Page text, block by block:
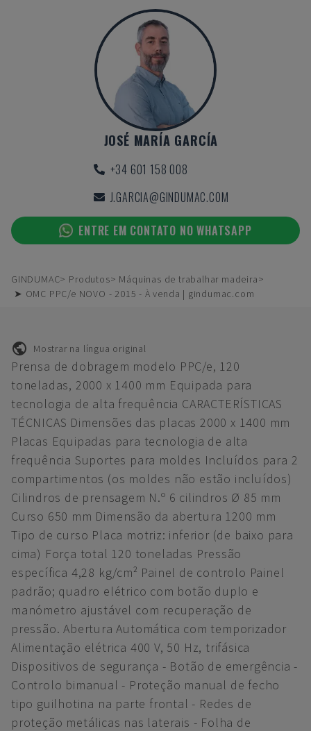
JOSÉ MARÍA GARCÍA
+34 601 158 008
J.GARCIA@GINDUMAC.COM
ENTRE EM CONTATO NO WHATSAPP
GINDUMAC Produtos
Máquinas de trabalhar madeira
➤ OMC PPC/e NOVO - 2015 - À venda | gindumac.com
Mostrar na língua original
Prensa de dobragem modelo PPC/e, 120
toneladas, 2000 x 1400 mm Equipada para
tecnologia de alta frequência CARACTERÍSTICAS
TÉCNICAS Dimensões das placas 2000 x 1400 mm
Placas Equipadas para tecnologia de alta
frequência Suportes para moldes Incluídos para 2
compartimentos (os moldes não estão incluídos)
Cilindros de prensagem N.º 6 cilindros Ø 85 mm
Curso 650 mm Dimensão da abertura 1200 mm
Tipo de curso Placa motriz: inferior (de baixo para
cima) Força total 120 toneladas Pressão
específica 4,28 kg/cm² Painel de controlo Painel
padrão; quadro elétrico com botão duplo e
manómetro ajustável com recuperação de
pressão. Abertura Automática com temporizador
Alimentação elétrica 400 V, 50 Hz, trifásica
Dispositivos de segurança - Botão de emergência -
Controlo bimanual - Proteção manual de fecho
tipo guilhotina na parte frontal - Redes de
proteção metálicas nas laterais - Folha de